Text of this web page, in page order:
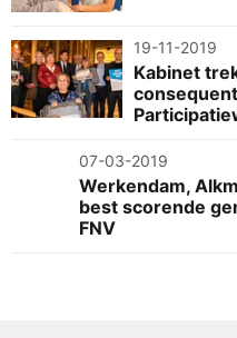
19-11-2019
Kabinet
07-03-2019
Werkendam,
best scorende
FNV